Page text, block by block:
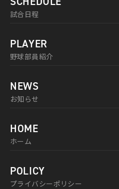
試合日程
PLAYER
野球部員紹介
NEWS
お知らせ
HOME
ホーム
POLICY
プライバシーポリシー